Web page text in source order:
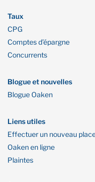
Taux
CPG
Comptes d’épargne
Concurrents
Blogue et nouvelles
Blogue Oaken
Liens utiles
Effectuer un nouveau
Oaken en ligne
Plaintes